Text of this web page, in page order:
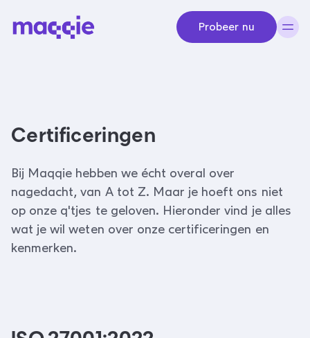
Probeer nu
Certificeringen
Bij Maqqie hebben we écht overal over
nagedacht, van A tot Z. Maar je hoeft ons niet
op onze q'tjes te geloven. Hieronder vind je alles
wat je wil weten over onze certificeringen en
kenmerken.